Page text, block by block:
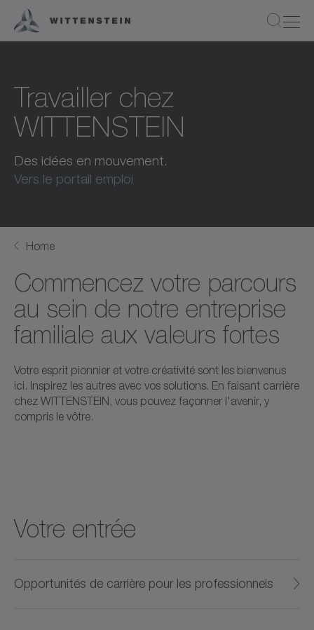
Travailler chez
WITTENSTEIN
Des idées en mouvement.
Vers le portail emploi
Home
Commencez votre parcours
au sein de notre entreprise
familiale aux valeurs fortes
Votre esprit pionnier et votre créativité sont les bienvenus
ici. Inspirez les autres avec vos solutions. En faisant carrière
chez WITTENSTEIN, vous pouvez façonner l'avenir, y
compris le vôtre.
Votre entrée
Opportunités de carrière pour les professionnels